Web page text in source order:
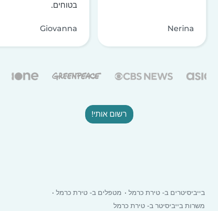
Nerina
בטוחים.
Giovanna
רשום אותי!
בייביסיטרים ב- טירת כרמל
מטפלים ב- טירת כרמל
משרות בייביסיטר ב- טירת כרמל